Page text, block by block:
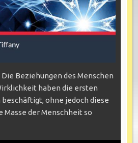
Beziehungen des Menschen
haben die ersten
ohne jedoch diese
Masse der Menschheit so